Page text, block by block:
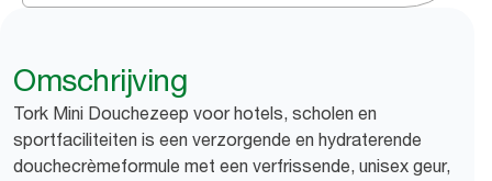
Omschrijving
Tork Mini Douchezeep voor hotels, scholen en
sportfaciliteiten is een verzorgende en hydraterende
douchecrèmeformule met een verfrissende, unisex geur,